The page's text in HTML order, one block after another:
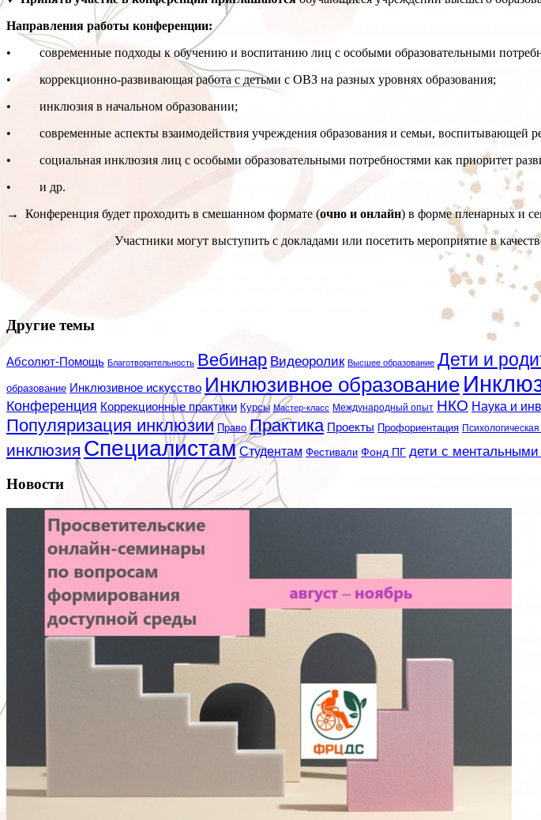
Направления работы конференции:
• современные подходы к обучению и воспитанию лиц с особыми образовательными
• коррекционно-развивающая работа с детьми с ОВЗ на разных уровнях образования;
• инклюзия в начальном образовании;
• современные аспекты взаимодействия учреждения образования и семьи, воспитывающей
• социальная инклюзия лиц с особыми образовательными потребностями как приоритет
• и др.
→ Конференция будет проходить в смешанном формате (очно и онлайн) в форме пленарных и
Участники могут выступить с докладами или посетить мероприятие в
Другие темы
Абсолют-Помощь Благотворительность Вебинар Видеоролик Высшее образование Дети и
образование Инклюзивное искусство Инклюзивное образование
Конференция Коррекционные практики Курсы Мастер-класс Международный опыт НКО Наука и
Популяризация инклюзии Право Практика Проекты Профориентация
инклюзия Специалистам Студентам Фестивали Фонд ПГ дети с
Новости